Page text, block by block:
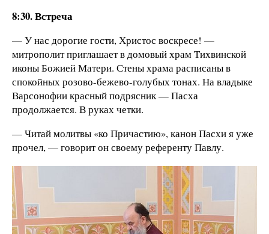
8:30. Встреча
— У нас дорогие гости, Христос воскресе! —
митрополит приглашает в домовый храм Тихвинской
иконы Божией Матери. Стены храма расписаны в
спокойных розово-бежево-голубых тонах. На владыке
Варсонофии красный подрясник — Пасха
продолжается. В руках четки.
— Читай молитвы «ко Причастию», канон Пасхи я уже
прочел, — говорит он своему референту Павлу.